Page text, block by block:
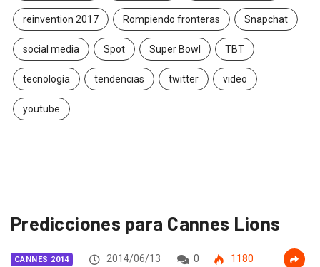
reinvention 2017 Rompiendo fronteras Snapchat
social media Spot Super Bowl TBT
tecnología tendencias twitter video
youtube
Predicciones para Cannes Lions
CANNES 2014 2014/06/13 0 1180